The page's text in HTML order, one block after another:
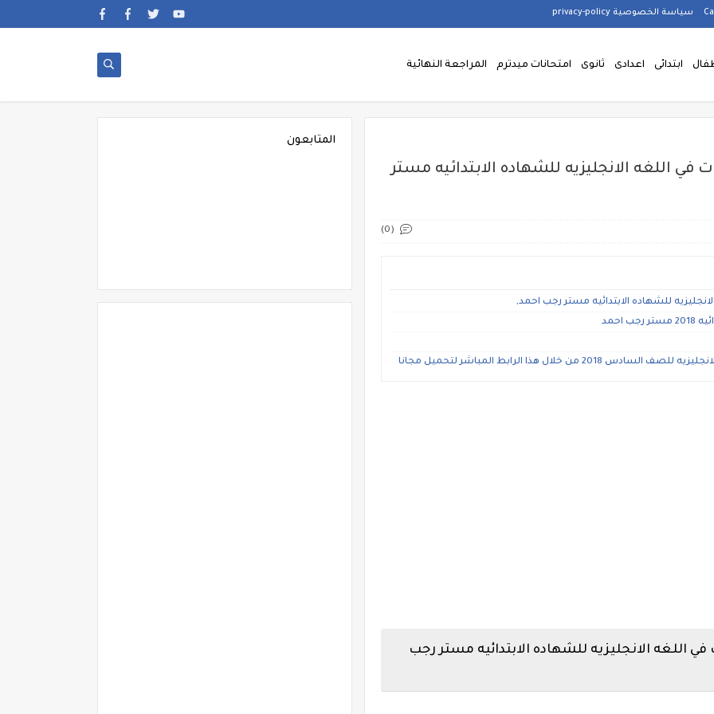
سياسة الخصوصية privacy-policy
ابتدائى اعدادى ثانوى امتحانات ميدترم المراجعة النهائية
اللغه الانجليزيه للشهاده الابتدائيه مستر
(0)
للشهاده الابتدائيه مستر رجب احمد,
هذا الرابط المباشر لتحميل مجانا
اللغه الانجليزيه للشهاده الابتدائيه مستر رجب
المتابعون